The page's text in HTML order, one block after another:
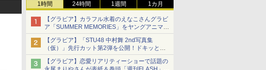
1時間 24時間 1週間 1カ月
【グラビア】カラフル水着のえなこさんグラビ
ア「SUMMER MEMORIES」をヤングアニマル
Webで公開中
【グラビア】「STU48 中村舞 2nd写真集
（仮）」先行カット第2弾を公開！ドキッとす
るランジェリーカットなど新たな挑戦
【グラビア】恋愛リアリティーショーで話題の